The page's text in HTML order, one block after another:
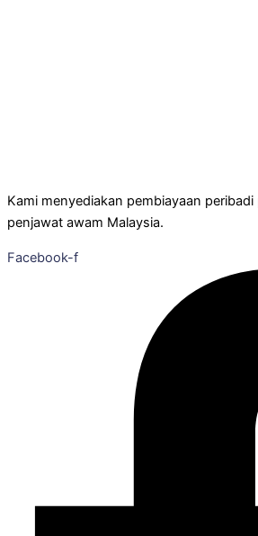
Kami menyediakan pembiayaan
penjawat awam Malaysia.
Facebook-f